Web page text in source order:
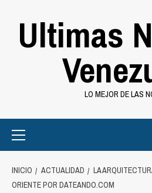
Ultimas
LO MEJOR DE LAS
Menu
INICIO ACTUALIDAD
LA
ORIENTE POR DATEANDO.COM